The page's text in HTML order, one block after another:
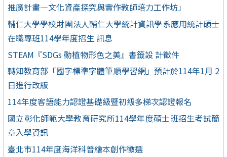
推廣計畫—文化資產探究與實作教師培力工作坊」
輔仁大學學校財團法人輔仁大學統計資訊學系應用統計碩士
在職專班114學年度招生 訊息
STEAM『SDGs 動植物形色之美』書籤設 計徵件
轉知教育部「國字標準字體筆順學習網」預計於114年1月 2
日進行改版
114年度客語能力認證基礎級暨初級多梯次認證報名
國立彰化師範大學教育研究所114學年度碩士班招生考試簡
章入學資訊
臺北市114年度海洋科普繪本創作徵選